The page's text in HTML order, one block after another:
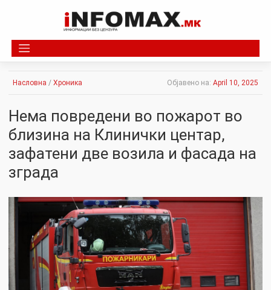
Насловна / Хроника Објавено на: April 10, 2025
Нема повредени во пожарот во
близина на Клинички центар,
зафатени две возила и фасада на
зграда